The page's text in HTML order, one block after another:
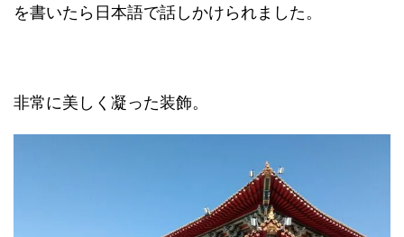
を書いたら日本語で話しかけられました。
非常に美しく凝った装飾。